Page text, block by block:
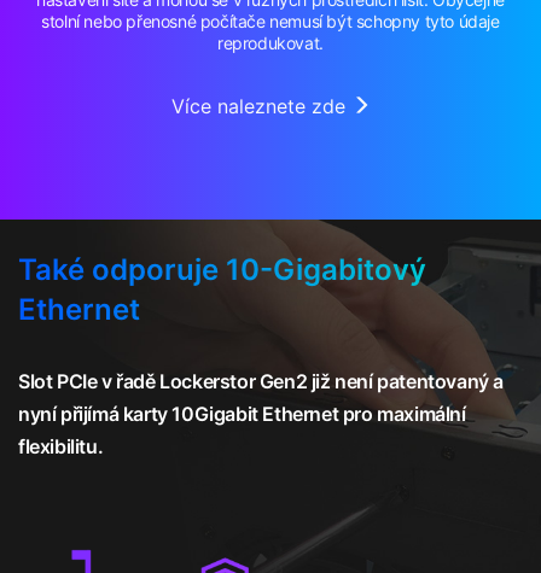
stolní nebo přenosné počítače nemusí být schopny tyto údaje
reprodukovat.
Více naleznete zde
Také odporuje 10-Gigabitový
Ethernet
Slot PCIe v řadě Lockerstor Gen2 již není patentovaný a
nyní přijímá karty 10Gigabit Ethernet pro maximální
flexibilitu.